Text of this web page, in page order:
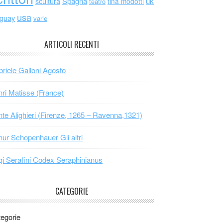
usa varie
ARTICOLI RECENTI
Galloni Agosto
Matisse (France)
Alighieri (Firenze, 1265 – Ravenna,1321)
Schopenhauer Gli altri
Serafini Codex Seraphinianus
CATEGORIE